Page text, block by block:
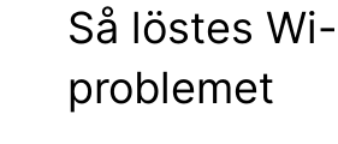
Så löstes
problemet